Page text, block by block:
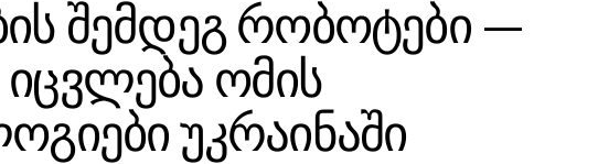
შემდეგ რობოტები —
ომის
უკრაინაში